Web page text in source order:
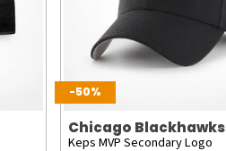
-50%
Chicago Blackhawks
Keps MVP Secondary Logo